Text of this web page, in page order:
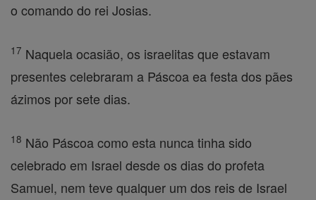
o comando do rei Josias.
17 Naquela ocasião, os israelitas que estavam
presentes celebraram a Páscoa ea festa dos pães
ázimos por sete dias.
18 Não Páscoa como esta nunca tinha sido
celebrado em Israel desde os dias do profeta
Samuel, nem teve qualquer um dos reis de Israel